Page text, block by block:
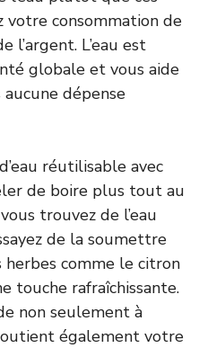
votre consommation de
l’argent. L’eau est
globale et vous aide
dépense
réutilisable avec
de boire plus tout au
trouvez de l’eau
de la soumettre
comme le citron
touche rafraîchissante.
non seulement à
également votre